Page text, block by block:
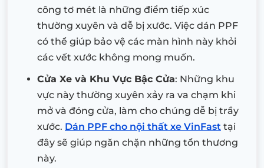
công tơ mét là những điểm tiếp xúc
thường xuyên và dễ bị xước. Việc dán PPF
có thể giúp bảo vệ các màn hình này khỏi
các vết xước không mong muốn.
Cửa Xe và Khu Vực Bậc Cửa: Những khu
vực này thường xuyên xảy ra va chạm khi
mở và đóng cửa, làm cho chúng dễ bị trầy
xước. Dán PPF cho nội thất xe VinFast tại
đây sẽ giúp ngăn chặn những tổn thương
này.